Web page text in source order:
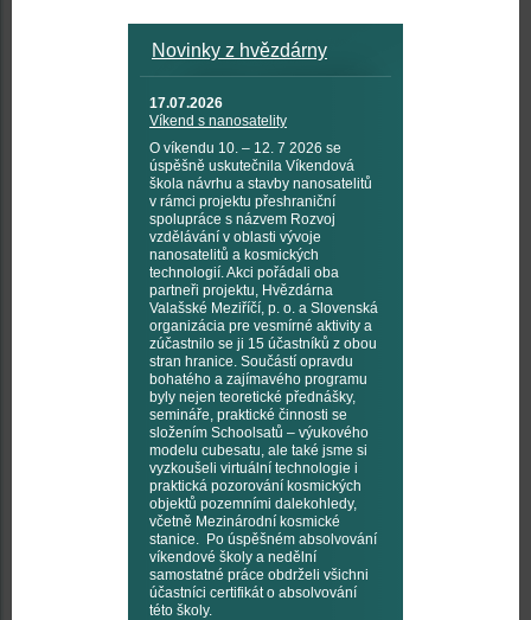
Novinky z hvězdárny
17.07.2026
Víkend s nanosatelity
O víkendu 10. – 12. 7 2026 se
úspěšně uskutečnila Víkendová
škola návrhu a stavby nanosatelitů
v rámci projektu přeshraniční
spolupráce s názvem Rozvoj
vzdělávání v oblasti vývoje
nanosatelitů a kosmických
technologií. Akci pořádali oba
partneři projektu, Hvězdárna
Valašské Meziříčí, p. o. a Slovenská
organizácia pre vesmírné aktivity a
zúčastnilo se ji 15 účastníků z obou
stran hranice. Součástí opravdu
bohatého a zajímavého programu
byly nejen teoretické přednášky,
semináře, praktické činnosti se
složením Schoolsatů – výukového
modelu cubesatu, ale také jsme si
vyzkoušeli virtuální technologie i
praktická pozorování kosmických
objektů pozemními dalekohledy,
včetně Mezinárodní kosmické
stanice. Po úspěšném absolvování
víkendové školy a nedělní
samostatné práce obdrželi všichni
účastníci certifikát o absolvování
této školy.